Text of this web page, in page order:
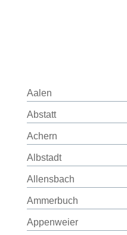
Aalen
Abstatt
Achern
Albstadt
Allensbach
Ammerbuch
Appenweier